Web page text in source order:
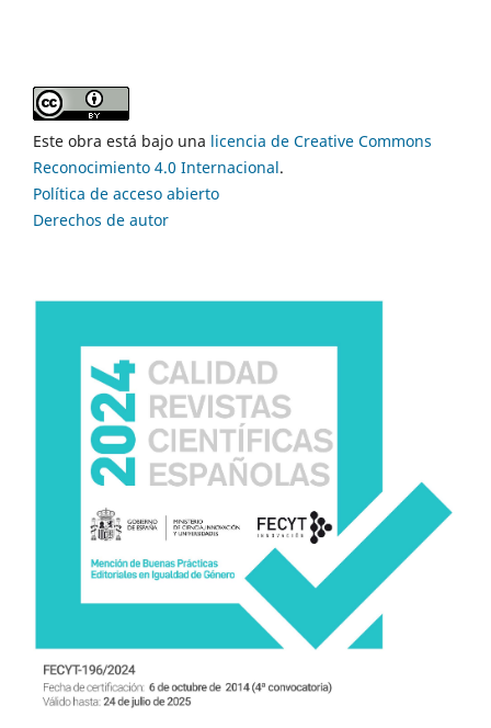
Este obra está bajo una licencia de Creative Commons
Reconocimiento 4.0 Internacional.
Política de acceso abierto
Derechos de autor